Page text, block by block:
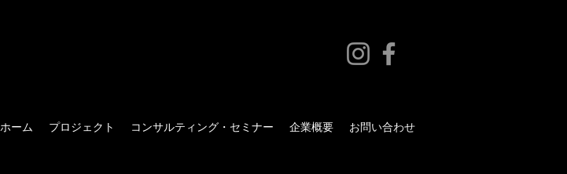
ホーム プロジェクト コンサルティング・セミナー 企業概要 お問い合わせ